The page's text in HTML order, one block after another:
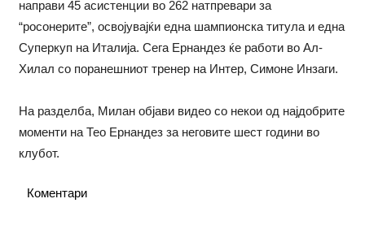
направи 45 асистенции во 262 натпревари за
“росонерите”, освојувајќи една шампионска титула и една
Суперкуп на Италија. Сега Ернандез ќе работи во Ал-
Хилал со поранешниот тренер на Интер, Симоне Инзаги.
На разделба, Милан објави видео со некои од најдобрите
моменти на Тео Ернандез за неговите шест години во
клубот.
Коментари